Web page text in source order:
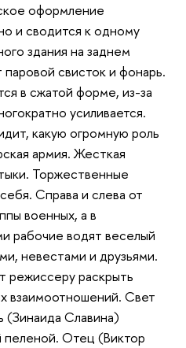
оформление
и сводится к одному
здания на заднем
свисток и фонарь.
в сжатой форме, из-за
усиливается.
какую огромную роль
армия. Жесткая
Торжественные
Справа и слева от
военных, а в
рабочие водят веселый
невестами и друзьями.
режиссеру раскрыть
взаимоотношений. Свет
(Зинаида Славина)
Отец (Виктор